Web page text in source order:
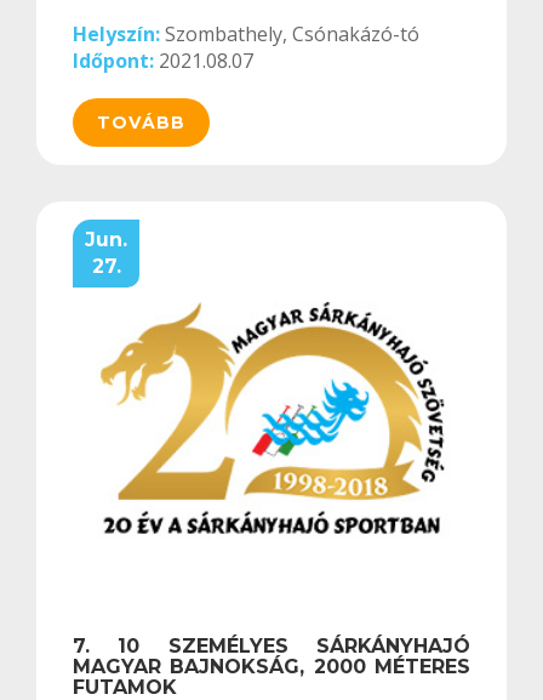
Helyszín:Szombathely, Csónakázó-tó
Időpont: 2021.08.07
TOVÁBB
Jun.
27.
7. 10 SZEMÉLYES SÁRKÁNYHAJÓ
MAGYAR BAJNOKSÁG, 2000 MÉTERES
FUTAMOK